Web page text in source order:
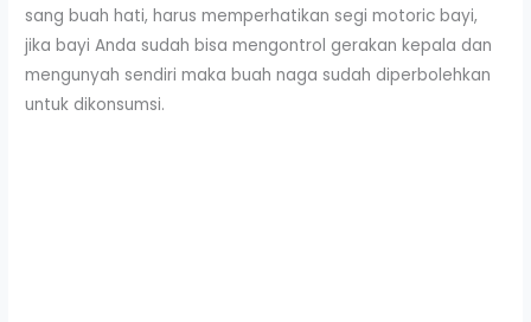
sang buah hati, harus memperhatikan segi motoric bayi,
jika bayi Anda sudah bisa mengontrol gerakan kepala dan
mengunyah sendiri maka buah naga sudah diperbolehkan
untuk dikonsumsi.